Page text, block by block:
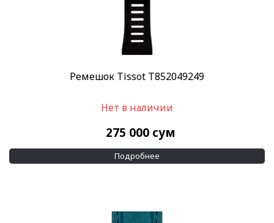
Ремешок Tissot T852049249
Нет в наличии
275 000 сум
Подробнее